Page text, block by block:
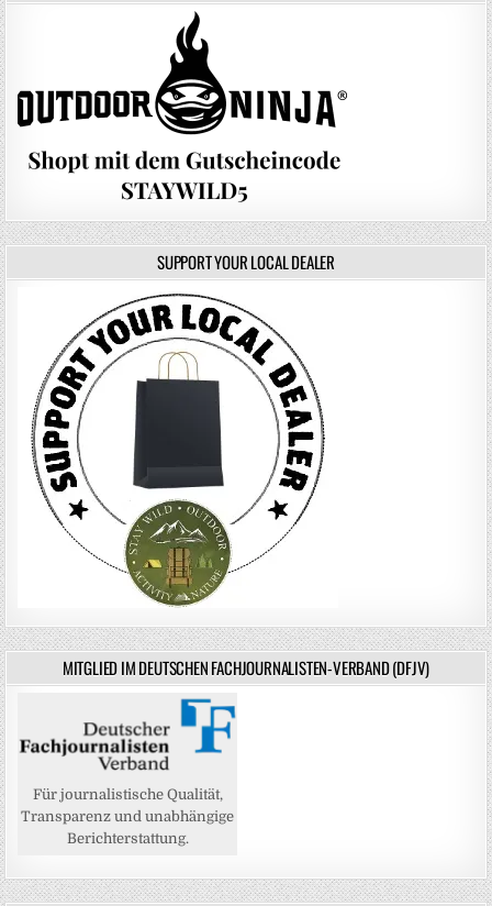
SUPPORT YOUR LOCAL DEALER
MITGLIED IM DEUTSCHEN FACHJOURNALISTEN-VERBAND (DFJV)
Für journalistische Qualität,
Transparenz und unabhängige
Berichterstattung.